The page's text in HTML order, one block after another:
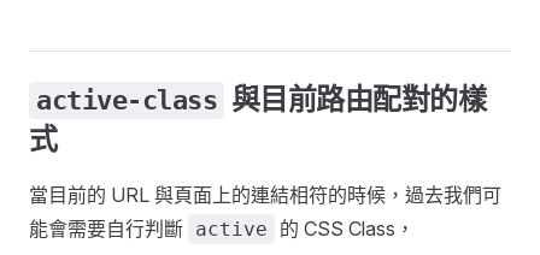
active-class 與目前路由配對的樣
式
當目前的 URL 與頁面上的連結相符的時候，過去我們可
能會需要自行判斷 active 的 CSS Class，